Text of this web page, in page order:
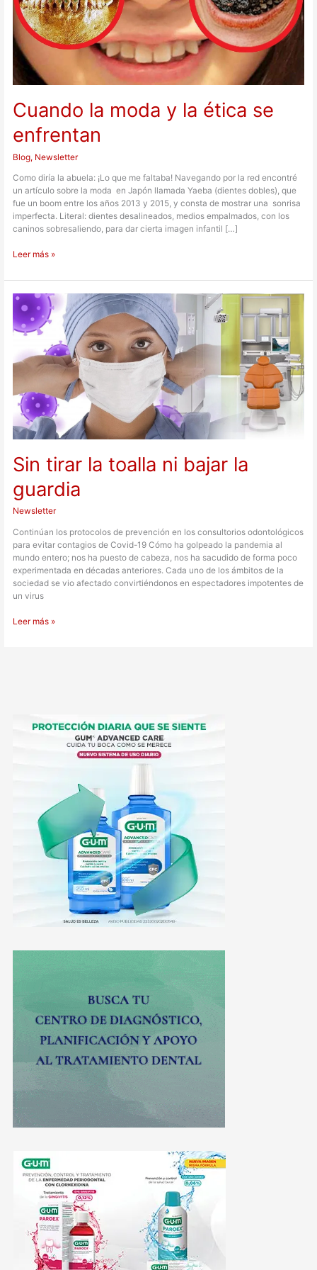
Cuando la moda y la ética se
enfrentan
Blog, Newsletter
Como diría la abuela: ¡Lo que me faltaba! Navegando por la red encontré
un artículo sobre la moda en Japón llamada Yaeba (dientes dobles), que
fue un boom entre los años 2013 y 2015, y consta de mostrar una sonrisa
imperfecta. Literal: dientes desalineados, medios empalmados, con los
caninos sobresaliendo, para dar cierta imagen infantil […]
ética
se
enfrentan
Leer más »
Sin tirar la toalla ni bajar la
guardia
Newsletter
Continúan los protocolos de prevención en los consultorios odontológicos
para evitar contagios de Covid-19 Cómo ha golpeado la pandemia al
mundo entero; nos ha puesto de cabeza, nos ha sacudido de forma poco
experimentada en décadas anteriores. Cada uno de los ámbitos de la
sociedad se vio afectado convirtiéndonos en espectadores impotentes de
un virus
Sin
tirar
la
toalla
bajar
Leer más »